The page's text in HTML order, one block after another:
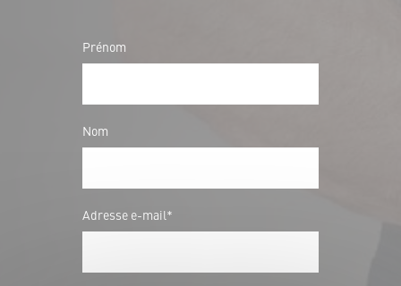
Prénom
Nom
Adresse e-mail*